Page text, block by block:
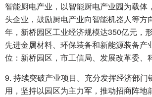
智能厨电产业，以智能厨电产业园为载体
头企业，鼓励厨电产业向智能机器人等方
年，新桥园区工业经济规模达350亿元，
先进金属材料、环保装备和新能源装备产
位：新桥园区，市工信局、发展改革委、
9. 持续突破产业项目。充分发挥经济部门
用，坚持以园区为主力军，推动招商阵地